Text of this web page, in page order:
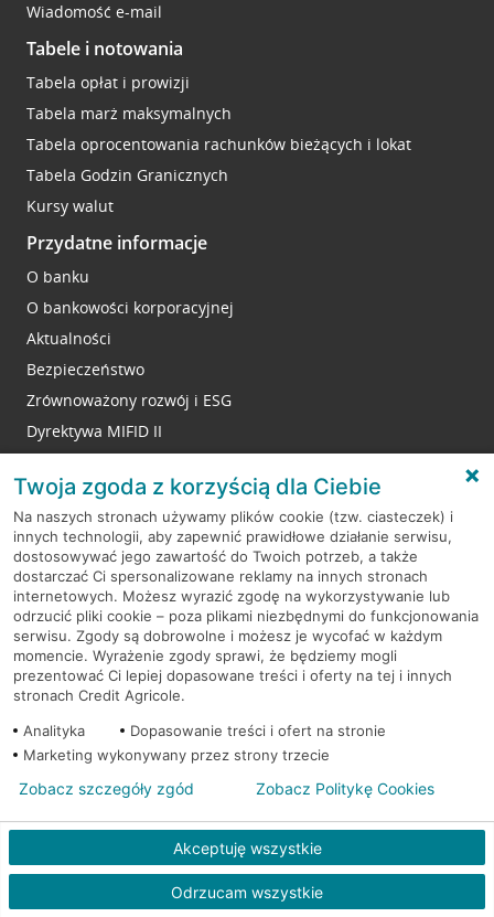
Wiadomość e-mail
Tabele i notowania
Tabela opłat i prowizji
Tabela marż maksymalnych
Tabela oprocentowania rachunków bieżących i lokat
Tabela Godzin Granicznych
Kursy walut
Przydatne informacje
O banku
O bankowości korporacyjnej
Aktualności
Bezpieczeństwo
Zrównoważony rozwój i ESG
Dyrektywa MIFID II
RODO
Regulamin serwisu
Mapa serwisu
PolitykaCookies
© 2026 Credit Agricole Bank Polska S.A. Wszelkie prawa zastrzeżone
Twoja zgoda z korzyścią dla Ciebie
Na naszych stronach używamy plików cookie (tzw. ciasteczek) i
innych technologii, aby zapewnić prawidłowe działanie serwisu,
dostosowywać jego zawartość do Twoich potrzeb, a także
dostarczać Ci spersonalizowane reklamy na innych stronach
internetowych. Możesz wyrazić zgodę na wykorzystywanie lub
odrzucić pliki cookie – poza plikami niezbędnymi do funkcjonowania
serwisu. Zgody są dobrowolne i możesz je wycofać w każdym
momencie. Wyrażenie zgody sprawi, że będziemy mogli
prezentować Ci lepiej dopasowane treści i oferty na tej i innych
stronach Credit Agricole.
Analityka
Dopasowanie treści i ofert na stronie
Marketing wykonywany przez strony trzecie
Akceptuję wszystkie
Odrzucam wszystkie
Zobacz szczegóły zgód Zobacz Politykę Cookies